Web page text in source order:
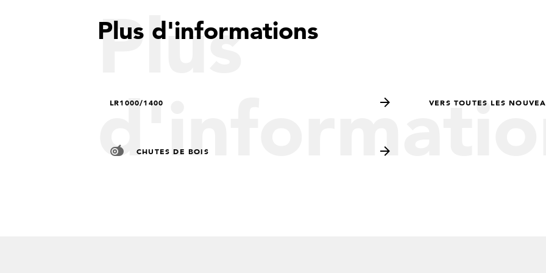
Plus
Plus d'informations
LR1000/1400 VERS TOUTES LES
CHUTES DE BOIS